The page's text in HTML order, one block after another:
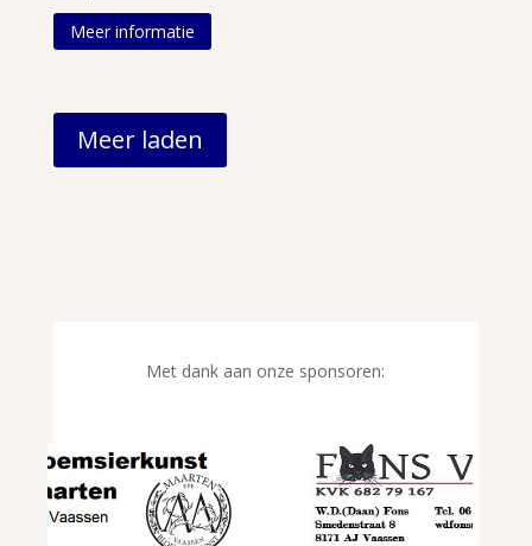
Meer informatie
Meer laden
Met dank aan onze sponsoren: